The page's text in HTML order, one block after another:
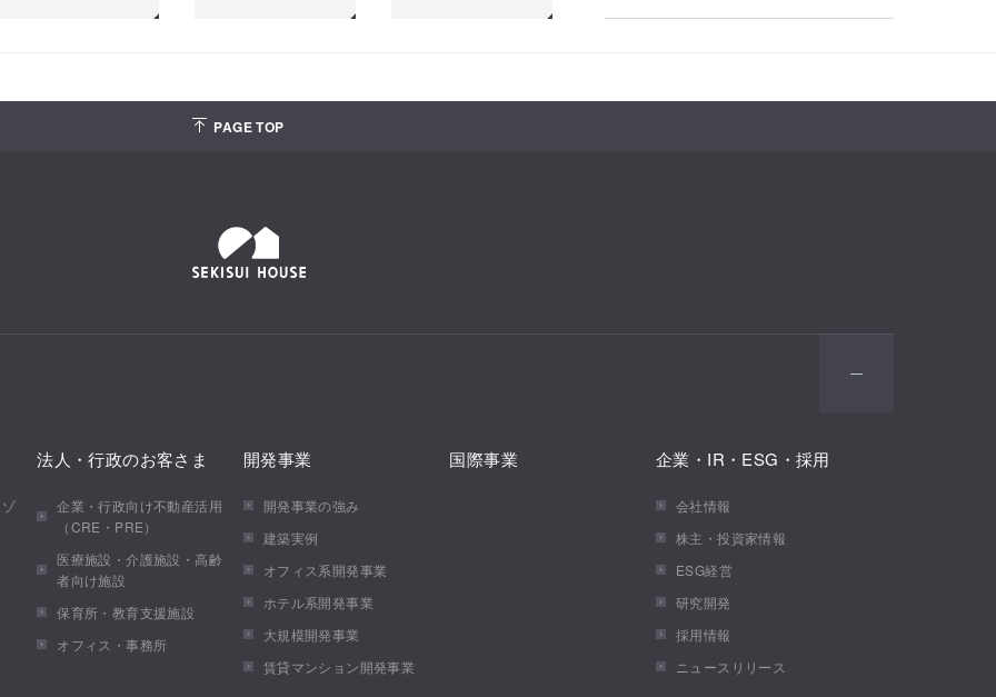
PAGE TOP
法人・行政のお客さま
企業・行政向け不動産活用
（CRE・PRE）
医療施設・介護施設・高齢
者向け施設
保育所・教育支援施設
オフィス・事務所
開発事業
開発事業の強み
建築実例
オフィス系開発事業
ホテル系開発事業
大規模開発事業
賃貸マンション開発事業
国際事業 企業・IR・ESG・採用
会社情報
株主・投資家情報
ESG経営
研究開発
採用情報
ニュースリリース